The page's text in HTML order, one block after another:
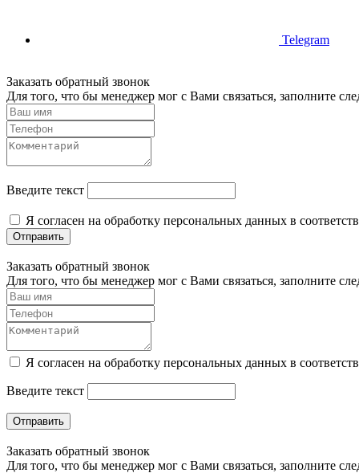
Telegram
Заказать обратный звонок
Для того, что бы менеджер мог с Вами связаться, заполните
Введите текст
Я согласен на обработку персональных данных в
Отправить
Заказать обратный звонок
Для того, что бы менеджер мог с Вами связаться, заполните
Я согласен на обработку персональных данных в
Введите текст
Отправить
Заказать обратный звонок
Для того, что бы менеджер мог с Вами связаться, заполните